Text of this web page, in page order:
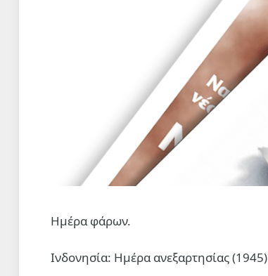
Ημέρα φάρων.
Ινδονησία: Ημέρα ανεξαρτησίας